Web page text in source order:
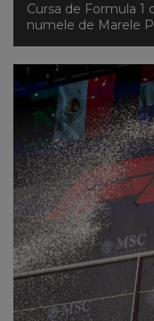
Cursa de Formula 1
numele de Marele